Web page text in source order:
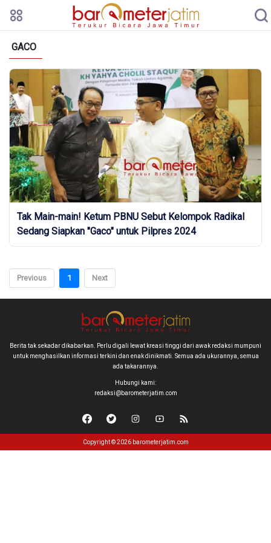
GACO
Tak Main-main! Ketum PBNU Sebut Kelompok Radikal
Sedang Siapkan "Gaco" untuk Pilpres 2024
Previous 1 Next
Berita tak sekadar dikabarkan. Perlu digali lewat kreasi tinggi dari awak redaksi mumpuni
untuk menghasilkan informasi terkini dan enak dinikmati. Semua ada ukurannya, semua
ada takarannya.
Hubungi kami:
redaksi@barometerjatim.com
Copyright © 2026 barometerjatim.com